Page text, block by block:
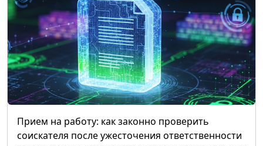
Прием на работу: как законно проверить
соискателя после ужесточения ответственности